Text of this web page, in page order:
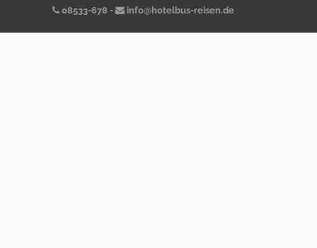
08533-678 - info@hotelbus-reisen.de